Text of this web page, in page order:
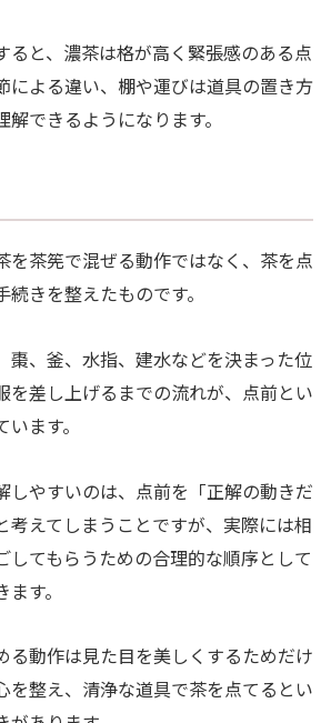
ると、濃茶は格が高く緊張感のある点
による違い、棚や運びは道具の置き方
できるようになります。
を茶筅で混ぜる動作ではなく、茶を点
きを整えたものです。
棗、釜、水指、建水などを決まった位
を差し上げるまでの流れが、点前とい
ます。
しやすいのは、点前を「正解の動きだ
考えてしまうことですが、実際には相
してもらうための合理的な順序として
す。
る動作は見た目を美しくするためだけ
を整え、清浄な道具で茶を点てるとい